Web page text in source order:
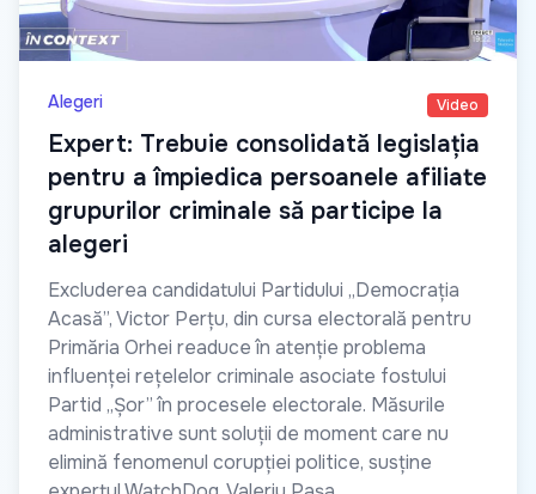
Alegeri Video
Expert: Trebuie consolidată legislația
pentru a împiedica persoanele afiliate
grupurilor criminale să participe la
alegeri
Excluderea candidatului Partidului „Democrația
Acasă”, Victor Perțu, din cursa electorală pentru
Primăria Orhei readuce în atenție problema
influenței rețelelor criminale asociate fostului
Partid „Șor” în procesele electorale. Măsurile
administrative sunt soluții de moment care nu
elimină fenomenul corupției politice, susține